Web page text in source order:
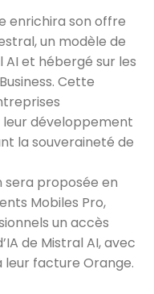
enrichira son offre
un modèle de
et hébergé sur les
Cette
développement
la souveraineté de
sera proposée en
Mobiles Pro,
un accès
de Mistral AI, avec
facture Orange.